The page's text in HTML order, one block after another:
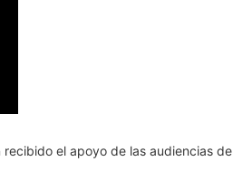
el apoyo de las audiencias